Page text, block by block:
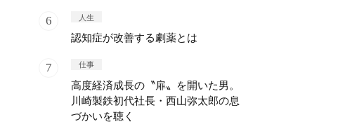
人生
認知症が改善する劇薬とは
仕事
高度経済成長の〝扉〟を開いた男。
川崎製鉄初代社長・西山弥太郎の息
づかいを聴く